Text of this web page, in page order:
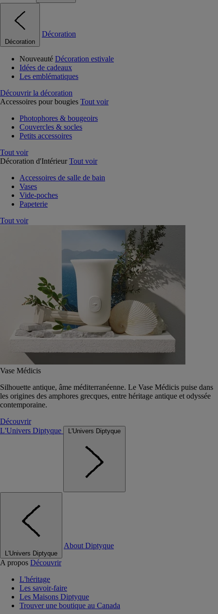
Décoration
Décoration
Nouveauté Décoration estivale
Idées de cadeaux
Les emblématiques
Découvrir la décoration
Accessoires pour bougies Tout voir
Photophores & bougeoirs
Couvercles & socles
Petits accessoires
Tout voir
Décoration d'Intérieur Tout voir
Accessoires de salle de bain
Vases
Vide-poches
Papeterie
Tout voir
Vase Médicis
Silhouette antique, âme méditerranéenne. Le Vase Médicis puise dans
les origines des amphores grecques, entre héritage antique et odyssée
contemporaine.
Découvrir
L'Univers Diptyque
L'Univers Diptyque
L'Univers Diptyque
About Diptyque
A propos Découvrir
L'héritage
Les savoir-faire
Les Maisons Diptyque
Trouver une boutique au Canada